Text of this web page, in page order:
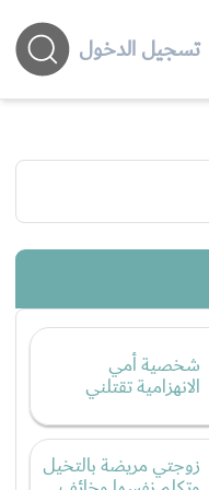
تسجيل الدخول
شخصية أمي
الانهزامية تقتلني
زوجتي مريضة بالتخيل